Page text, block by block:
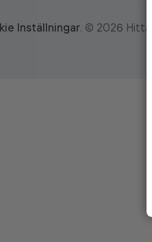
Inställningar. © 2026